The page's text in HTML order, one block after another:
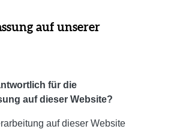
auf unserer
für die
auf dieser Website?
auf dieser Website